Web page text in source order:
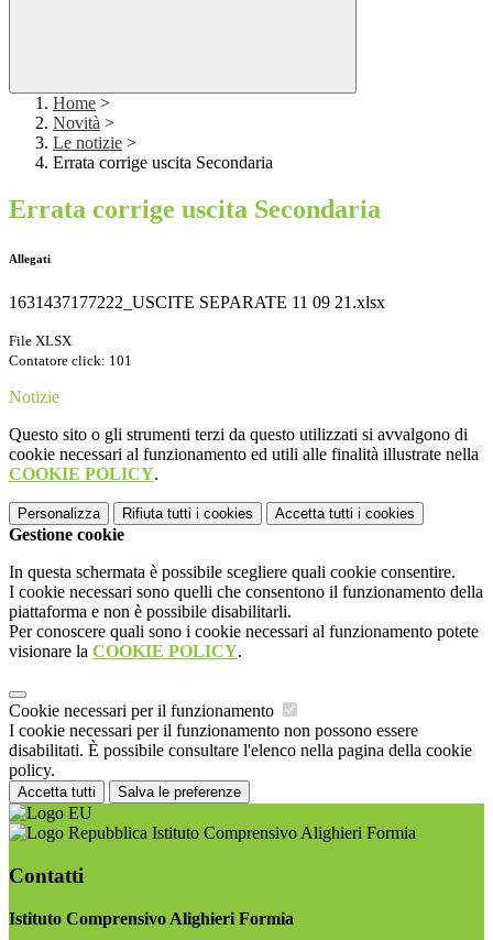
Home >
Novità >
Le notizie >
Errata corrige uscita Secondaria
Errata corrige uscita Secondaria
Allegati
1631437177222_USCITE SEPARATE 11 09 21.xlsx
File XLSX
Contatore click: 101
Notizie
Questo sito o gli strumenti terzi da questo utilizzati si avvalgono di
cookie necessari al funzionamento ed utili alle finalità illustrate nella
COOKIE POLICY.
Personalizza Rifiuta tutti i cookies Accetta tutti i cookies
Gestione cookie
In questa schermata è possibile scegliere quali cookie consentire.
I cookie necessari sono quelli che consentono il funzionamento della
piattaforma e non è possibile disabilitarli.
Per conoscere quali sono i cookie necessari al funzionamento potete
visionare la COOKIE POLICY.
Cookie necessari per il funzionamento
I cookie necessari per il funzionamento non possono essere
disabilitati. È possibile consultare l'elenco nella pagina della cookie
policy.
Accetta tutti Salva le preferenze
Istituto Comprensivo Alighieri Formia
Contatti
Istituto Comprensivo Alighieri Formia